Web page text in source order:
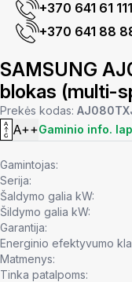
+370 641 61 111
+370 641 88
SAMSUNG
blokas (multi-
Prekės kodas:
A++Gaminio info.
Gamintojas:
Serija:
Šaldymo galia kW:
Šildymo galia kW:
Garantija:
Energinio efektyvumo
Matmenys:
Tinka patalpoms: